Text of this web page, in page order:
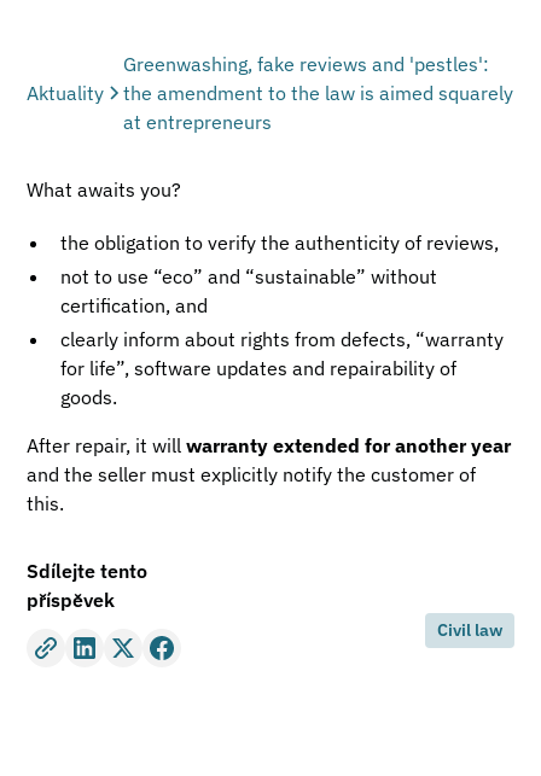
Aktuality
Greenwashing, fake reviews and 'pestles':
the amendment to the law is aimed squarely
at entrepreneurs
What awaits you?
the obligation to verify the authenticity of reviews,
not to use “eco” and “sustainable” without
certification, and
clearly inform about rights from defects, “warranty
for life”, software updates and repairability of
goods.
After repair, it willwarranty extended for another year
and the seller must explicitly notify the customer of
this.
Sdílejte tento
příspěvek
Civil law